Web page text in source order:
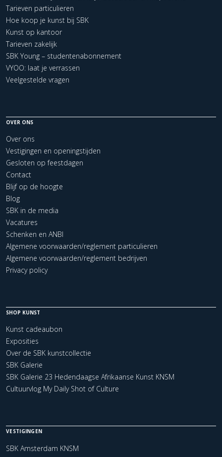
Tarieven particulieren
Hoe koop je kunst bij SBK
Kunst op kantoor
Tarieven zakelijk
SBK Young – studentenabonnement
VYOO: laat je verrassen
Veelgestelde vragen
OVER ONS
Over ons
Vestigingen en openingstijden
Gesloten op feestdagen
Contact
Blijf op de hoogte
Blog
SBK in de media
Vacatures
Schenken en ANBI
Algemene voorwaarden/reglement particulieren
Algemene voorwaarden/reglement bedrijven
Privacy policy
SHOP KUNST
Kunst cadeaubon
Exposities
Over de SBK kunstcollectie
SBK Galerie
SBK Galerie 23 Hedendaagse Afrikaanse Kunst KNSM
Cultuurvlog My Daily Shot of Culture
VESTIGINGEN
SBK Amsterdam KNSM